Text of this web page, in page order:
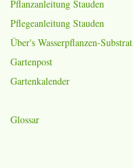
Pflanzanleitung Stauden
Pflegeanleitung Stauden
Über's Wasserpflanzen-Substrat
Gartenpost
Gartenkalender
Glossar